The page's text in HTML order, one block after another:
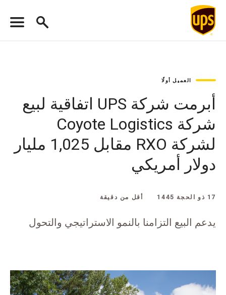
العميل أولًا
أبرمت شركة UPS اتفاقية لبيع
شركة Coyote Logistics
لشركة RXO مقابل 1,025 مليار
دولار أمريكي
17 ذو الحجة 1445 أقل من دقيقة
يدعم البيع التزامنا بالنمو الاستراتيجي والتحول